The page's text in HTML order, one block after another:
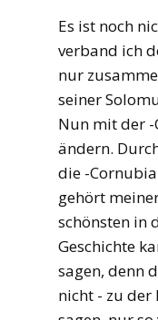
Es ist noch
verband ich
nur
seiner
Nun mit der
ändern.
die -
gehört
schönsten in
Geschichte
sagen, denn
nicht - zu der